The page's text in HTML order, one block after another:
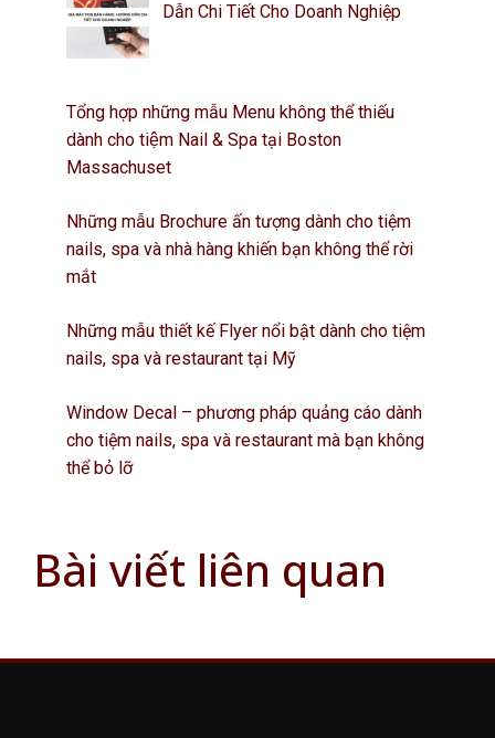
Dẫn Chi Tiết Cho Doanh Nghiệp
Tổng hợp những mẫu Menu không thể thiếu
dành cho tiệm Nail & Spa tại Boston
Massachuset
Những mẫu Brochure ấn tượng dành cho tiệm
nails, spa và nhà hàng khiến bạn không thể rời
mắt
Những mẫu thiết kế Flyer nổi bật dành cho tiệm
nails, spa và restaurant tại Mỹ
Window Decal – phương pháp quảng cáo dành
cho tiệm nails, spa và restaurant mà bạn không
thể bỏ lỡ
Bài viết liên quan